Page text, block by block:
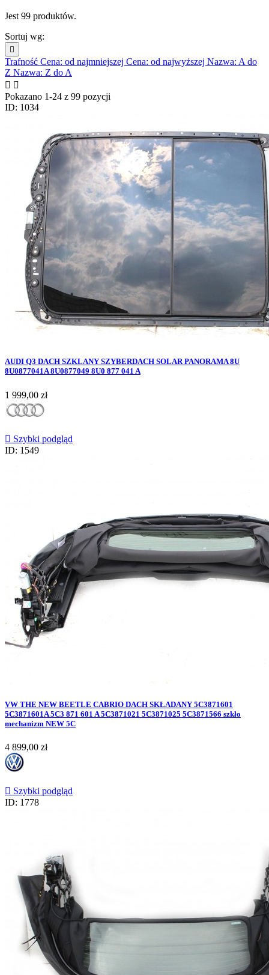
Jest 99 produktów.
Sortuj wg:

Trafność Cena: od najmniejszej Cena: od najwyższej Nazwa: A do
Z Nazwa: Z do A
 
Pokazano 1-24 z 99 pozycji
ID: 1034
AUDI Q3 DACH SZKLANY SZYBERDACH SOLAR PANORAMA 8U
8U0877041A 8U0877049 8U0 877 041 A
Cena
1 999,00 zł
 Szybki podgląd
ID: 1549
VW THE NEW BEETLE CABRIO DACH SKŁADANY 5C3871601
5C3871601A 5C3 871 601 A 5C3871021 5C3871025 5C3871566 szkło
mechanizm NEW 5C
Cena
4 899,00 zł
 Szybki podgląd
ID: 1778